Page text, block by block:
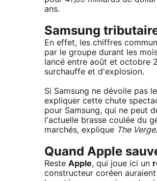
ans.
Samsung
En effet, les chiffres
par le groupe durant les
lancé entre août et octobre
surchauffe et d'explosion.
Si Samsung ne dévoile pas
expliquer cette chute
pour Samsung, qui ne peut
l'actuelle brasse coulée du
marchés, explique The Verge.
Quand Apple
Reste Apple, qui joue ici un
constructeur coréen